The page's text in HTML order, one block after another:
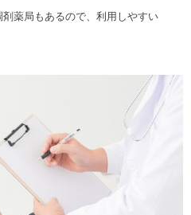
薬局もあるので、利用しやすい